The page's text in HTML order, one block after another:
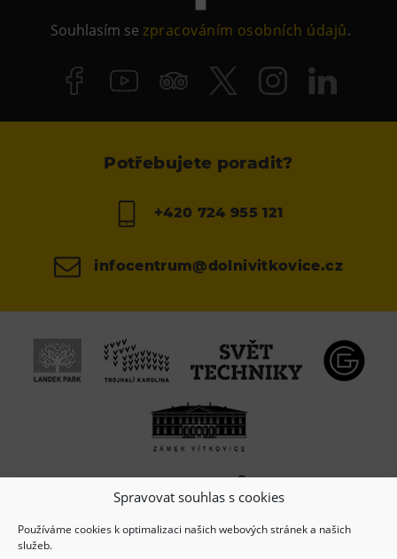
Spravovat souhlas s cookies
Používáme cookies k optimalizaci našich webových stránek a našich
služeb.
Souhlasím sezpracováním osobních údajů.
Potřebujete poradit?
+420 724 955 121
infocentrum@dolnivitkovice.cz